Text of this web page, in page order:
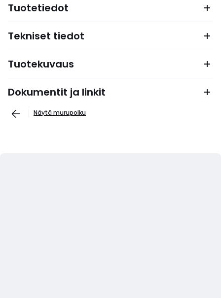
Tuotetiedot
Tekniset tiedot
Tuotekuvaus
Dokumentit ja linkit
Näytä murupolku